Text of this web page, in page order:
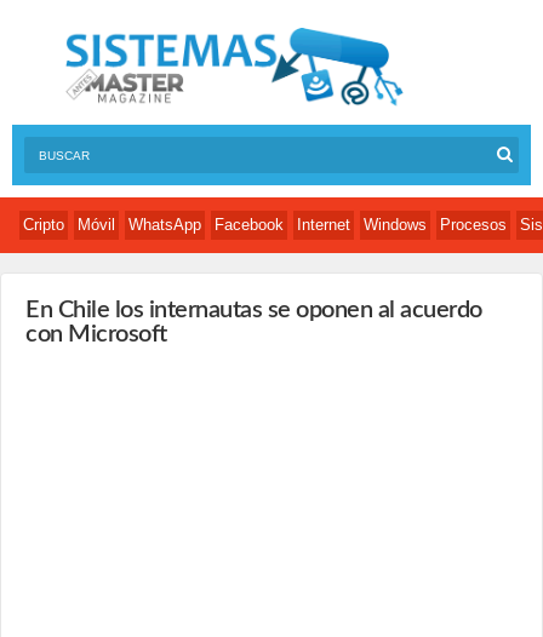
Cripto Móvil WhatsApp Facebook Internet Windows Procesos
En Chile los internautas se oponen al acuerdo
con Microsoft